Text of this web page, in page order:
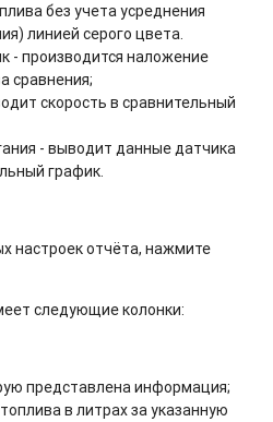
без учета усреднения
линией серого цвета.
- производится наложение
сравнения;
скорость в сравнительный
- выводит данные датчика
график.
настроек отчёта, нажмите
следующие колонки:
представлена информация;
в литрах за указанную